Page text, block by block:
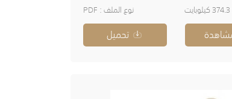
نوع الملف : PDF
تحميل